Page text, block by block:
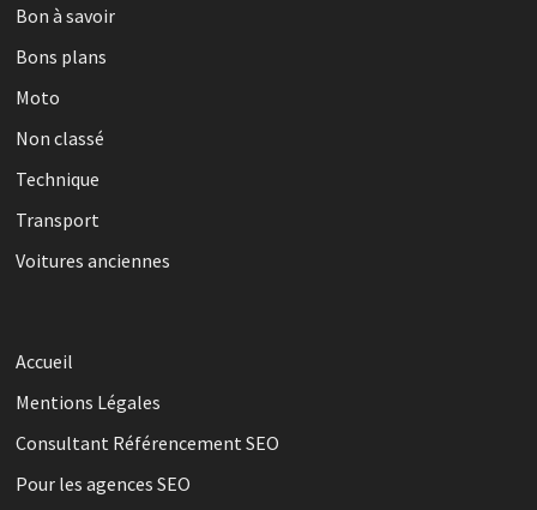
Bon à savoir
Bons plans
Moto
Non classé
Technique
Transport
Voitures anciennes
Accueil
Mentions Légales
Consultant Référencement SEO
Pour les agences SEO